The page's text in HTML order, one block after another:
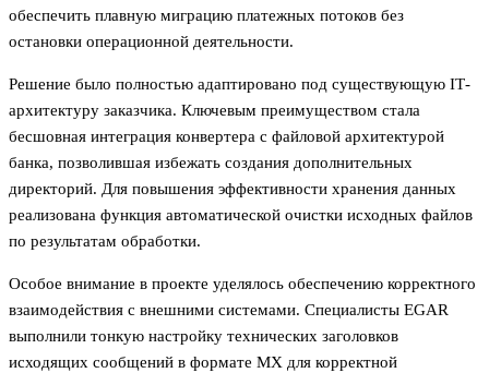
обеспечить плавную миграцию платежных потоков без
остановки операционной деятельности.
Решение было полностью адаптировано под существующую IТ-
архитектуру заказчика. Ключевым преимуществом стала
бесшовная интеграция конвертера с файловой архитектурой
банка, позволившая избежать создания дополнительных
директорий. Для повышения эффективности хранения данных
реализована функция автоматической очистки исходных файлов
по результатам обработки.
Особое внимание в проекте уделялось обеспечению корректного
взаимодействия с внешними системами. Специалисты EGAR
выполнили тонкую настройку технических заголовков
исходящих сообщений в формате MX для корректной